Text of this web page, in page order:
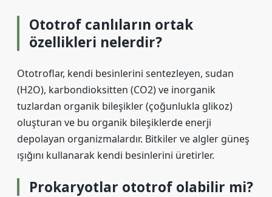
Ototrof canlıların ortak
özellikleri nelerdir?
Ototroflar, kendi besinlerini sentezleyen, sudan
(H2O), karbondioksitten (CO2) ve inorganik
tuzlardan organik bileşikler (çoğunlukla glikoz)
oluşturan ve bu organik bileşiklerde enerji
depolayan organizmalardır. Bitkiler ve algler güneş
ışığını kullanarak kendi besinlerini üretirler.
Prokaryotlar ototrof olabilir mi?